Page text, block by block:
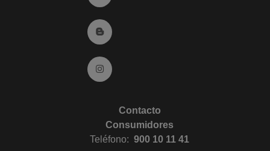
Ir al Blog (abre en ventana nueva)
Ir a Instagram (abre en ventana nueva)
Contacto
Consumidores
Teléfono: 900 10 11 41